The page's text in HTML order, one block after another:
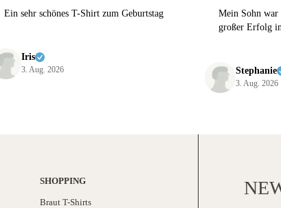
Ein sehr schönes T-Shirt zum Geburtstag
Iris
3. Aug. 2026
Mein Sohn war
großer Erfolg
Stephanie
3. Aug. 2026
SHOPPING
Braut T-Shirts